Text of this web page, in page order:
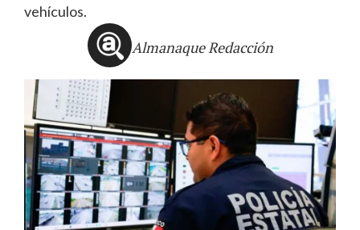
vehículos.
Almanaque Redacción